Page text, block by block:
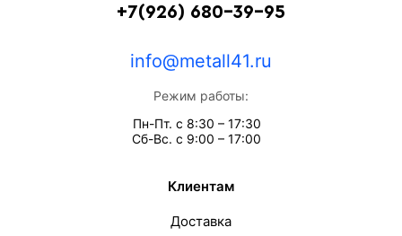
+7(926) 680-39-95
info@metall41.ru
Режим работы:
Пн-Пт. с 8:30 – 17:30
Сб-Вс. с 9:00 – 17:00
Клиентам
Доставка